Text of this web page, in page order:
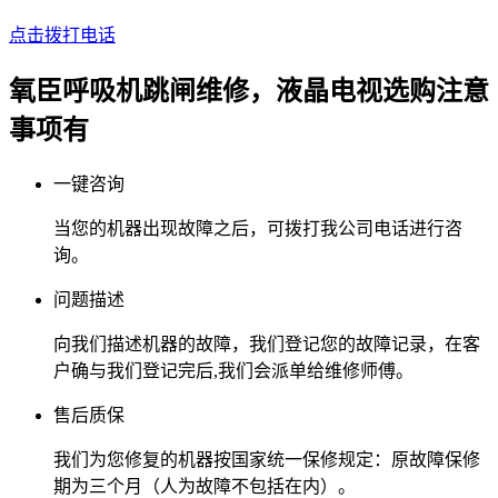
点击拨打电话
氧臣呼吸机跳闸维修，液晶电视选购注意
事项有
一键咨询
当您的机器出现故障之后，可拨打我公司电话进行咨
询。
问题描述
向我们描述机器的故障，我们登记您的故障记录，在客
户确与我们登记完后,我们会派单给维修师傅。
售后质保
我们为您修复的机器按国家统一保修规定：原故障保修
期为三个月（人为故障不包括在内）。